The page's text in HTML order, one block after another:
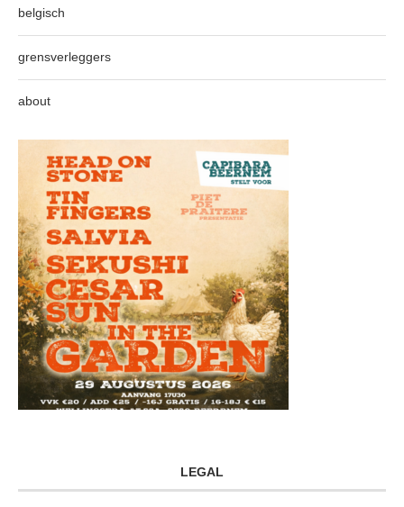
belgisch
grensverleggers
about
LEGAL